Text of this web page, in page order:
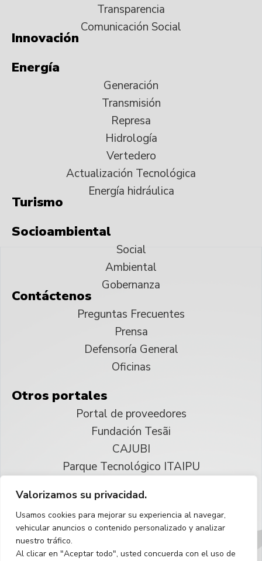
Valorizamos su privacidad.
Usamos cookies para mejorar su experiencia al navegar,
vehicular anuncios o contenido personalizado y analizar
nuestro tráfico.
Al clicar en "Aceptar todo", usted concuerda con el uso de
Transparencia
Comunicación Social
Innovación
Energía
Generación
Transmisión
Represa
Hidrología
Vertedero
Actualización Tecnológica
Energía hidráulica
Turismo
Socioambiental
Social
Ambiental
Gobernanza
Contáctenos
Preguntas Frecuentes
Prensa
Defensoría General
Oficinas
Otros portales
Portal de proveedores
Fundación Tesãi
CAJUBI
Parque Tecnológico ITAIPU
Reservados todos los derechos
Español